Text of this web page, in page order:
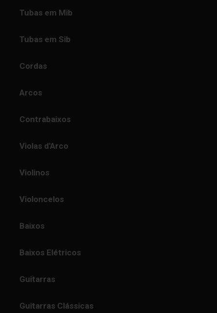
Tubas em Mib
Tubas em Sib
Cordas
Arcos
Contrabaixos
Violas d'Arco
Violinos
Violoncelos
Baixos
Baixos Elétricos
Guitarras
Guitarras Clássicas